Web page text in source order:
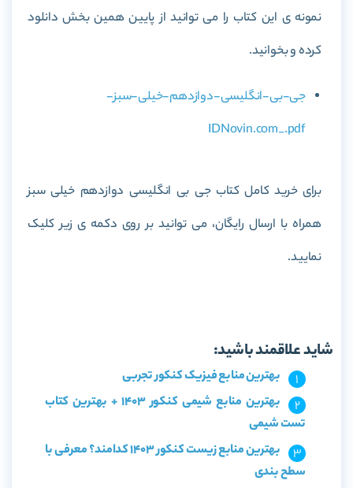
نمونه ی این کتاب را می توانید از پایین همین بخش دانلود
کرده و بخوانید.
جی-بی-انگلیسی-دوازدهم-خیلی-سبز-
IDNovin.com_.pdf
برای خرید کامل کتابجی بی انگلیسی دوازدهم خیلی سبز
همراه با ارسال رایگان، می توانید بر روی دکمه ی زیر کلیک
نمایید.
شاید علاقمند باشید:
بهترین منابع فیزیک کنکور تجربی
بهترین منابع شیمی کنکور 1403 + بهترین کتاب
تست شیمی
بهترین منابع زیست کنکور 1403 کدامند؟ معرفی با
سطح بندی